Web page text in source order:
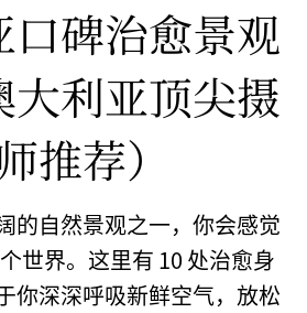
口碑治愈景观
大利亚顶尖摄
推荐）
的自然景观之一，你会感觉
世界。这里有 10 处治愈身
你深深呼吸新鲜空气，放松